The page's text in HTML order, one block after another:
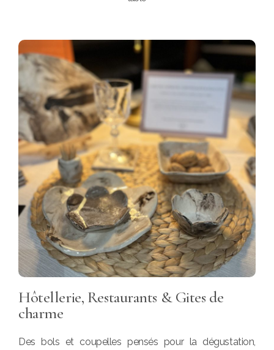
Hôtellerie, Restaurants & Gites de
charme
Des bols et coupelles pensés pour la dégustation,